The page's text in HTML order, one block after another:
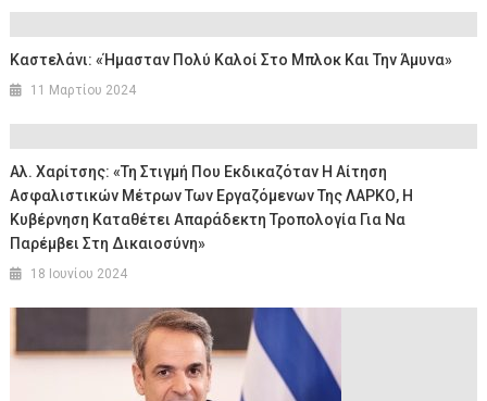
Καστελάνι: «Ήμασταν Πολύ Καλοί Στο Μπλοκ Και Την Άμυνα»
11 Μαρτίου 2024
Αλ. Χαρίτσης: «Τη Στιγμή Που Εκδικαζόταν Η Αίτηση
Ασφαλιστικών Μέτρων Των Εργαζόμενων Της ΛΑΡΚΟ, Η
Κυβέρνηση Καταθέτει Απαράδεκτη Τροπολογία Για Να
Παρέμβει Στη Δικαιοσύνη»
18 Ιουνίου 2024